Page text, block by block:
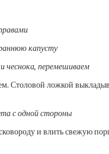
капусту
чеснока, перемешиваем
Столовой ложкой
с одной стороны
и влить свежую